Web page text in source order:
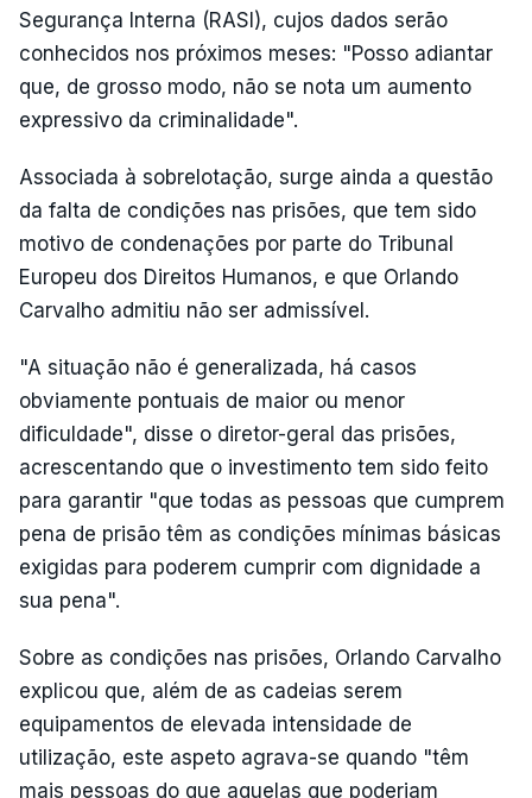
Segurança Interna (RASI), cujos dados serão
conhecidos nos próximos meses: "Posso adiantar
que, de grosso modo, não se nota um aumento
expressivo da criminalidade".
Associada à sobrelotação, surge ainda a questão
da falta de condições nas prisões, que tem sido
motivo de condenações por parte do Tribunal
Europeu dos Direitos Humanos, e que Orlando
Carvalho admitiu não ser admissível.
"A situação não é generalizada, há casos
obviamente pontuais de maior ou menor
dificuldade", disse o diretor-geral das prisões,
acrescentando que o investimento tem sido feito
para garantir "que todas as pessoas que cumprem
pena de prisão têm as condições mínimas básicas
exigidas para poderem cumprir com dignidade a
sua pena".
Sobre as condições nas prisões, Orlando Carvalho
explicou que, além de as cadeias serem
equipamentos de elevada intensidade de
utilização, este aspeto agrava-se quando "têm
mais pessoas do que aquelas que poderiam